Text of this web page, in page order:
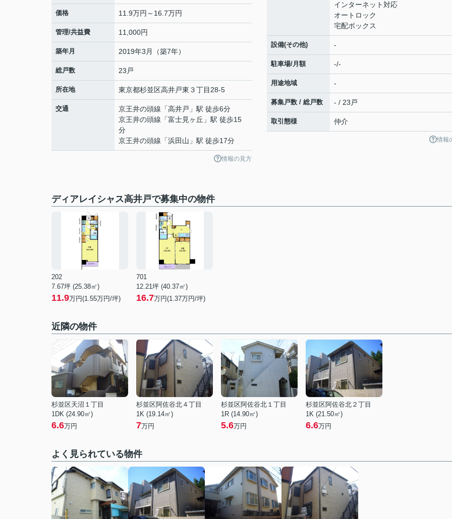
価格 11.9万円～16.7万円
管理/共益費 11,000円
築年月 2019年3月（築7年）
総戸数 23戸
所在地 東京都杉並区高井戸東 ３丁目28-5
交通 京王井の頭線 「高井戸 」駅 徒歩6分
京王井の頭線 「富士見ヶ丘 」駅 徒歩15
分
京王井の頭線 「浜田山 」駅 徒歩17分
情報の見方
インターネット対応
オートロック
宅配ボックス
設備(その他) -
駐車場/月額 -/-
用途地域 -
募集戸数 / 総戸数 - / 23戸
取引態様 仲介
情報
ディアレイシャス高井戸で募集中の物件
202
7.67坪 (25.38㎡)
11.9万円(1.55万円/坪)
701
12.21坪 (40.37㎡)
16.7万円(1.37万円/坪)
近隣の物件
杉並区天沼１丁目
1DK (24.90㎡)
6.6万円
杉並区阿佐谷北４丁目
1K (19.14㎡)
7万円
杉並区阿佐谷北１丁目
1R (14.90㎡)
5.6万円
杉並区阿佐谷北２丁目
1K (21.50㎡)
6.6万円
よく見られている物件